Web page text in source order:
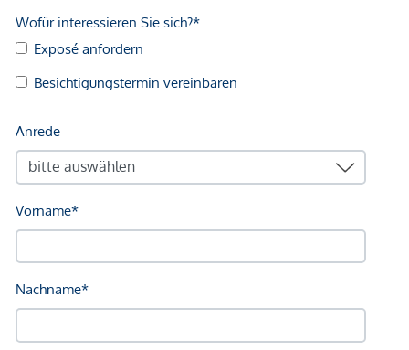
Apotheke <500m
Schule <750m
Nahversorgung
Supermarkt <500m
Bäckerei <500m
Einkaufszentrum <3.000m
Bank <250m
Post <250m